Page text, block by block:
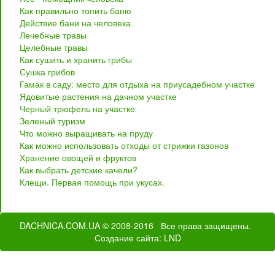
Как правильно топить баню
Действие бани на человека
Лечебные травы
Целебные травы
Как сушить и хранить грибы
Сушка грибов
Гамак в саду: место для отдыха на приусадебном участке
Ядовитые растения на дачном участке
Черный трюфель на участке
Зеленый туризм
Что можно выращивать на пруду
Как можно использовать отходы от стрижки газонов
Хранение овощей и фруктов
Как выбрать детские качели?
Клещи. Первая помощь при укусах.
DACHNICA.COM.UA © 2008-2016 Все права защищены.
Создание сайта: LND